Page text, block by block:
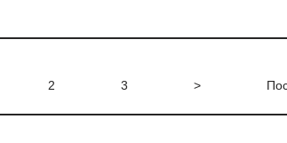
2 3 >